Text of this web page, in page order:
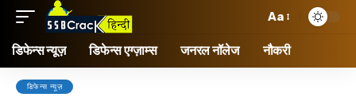
Aa
डिफेन्स न्यूज़ डिफेन्स एग्ज़ाम्स जनरल नॉलेज नौकरी
डिफेन्स न्यूज़